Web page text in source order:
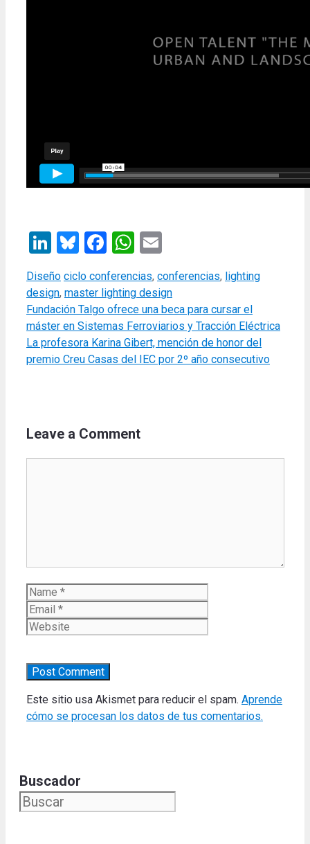
LinkedIn
Bluesky
Facebook
WhatsApp
Categories
Diseño Tags
ciclo conferencias, conferencias, lighting
design, master lighting design
Fundación Talgo ofrece una beca para cursar el
máster en Sistemas Ferroviarios y Tracción Eléctrica
La profesora Karina Gibert, mención de honor del
premio Creu Casas del IEC por 2º año consecutivo
Leave a Comment
Name
Este sitio usa Akismet para reducir el spam. Aprende
cómo se procesan los datos de tus comentarios.
Buscador